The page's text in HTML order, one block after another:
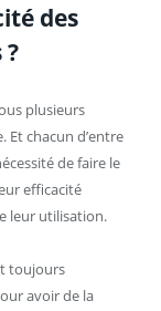
des
plusieurs
Et chacun d’entre
de faire le
efficacité
leur utilisation.
toujours
avoir de la